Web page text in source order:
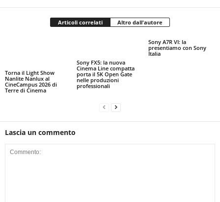
Articoli correlati Altro dall'autore
Torna il Light Show
Nanlite Nanlux al
CineCampus 2026 di
Terre di Cinema
Sony FX5: la nuova
Cinema Line compatta
porta il 5K Open Gate
nelle produzioni
professionali
Sony A7R VI: la
presentiamo con Sony
Italia
Lascia un commento